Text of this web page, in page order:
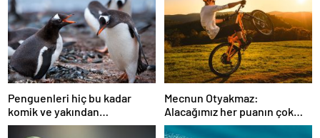
Penguenleri hiç bu kadar
komik ve yakından
görmemiştiniz
Mecnun Otyakmaz:
Alacağımız her puanın çok
önemi var